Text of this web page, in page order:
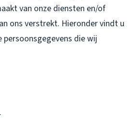
van onze diensten en/of
ons verstrekt. Hieronder vindt u
persoonsgegevens die wij